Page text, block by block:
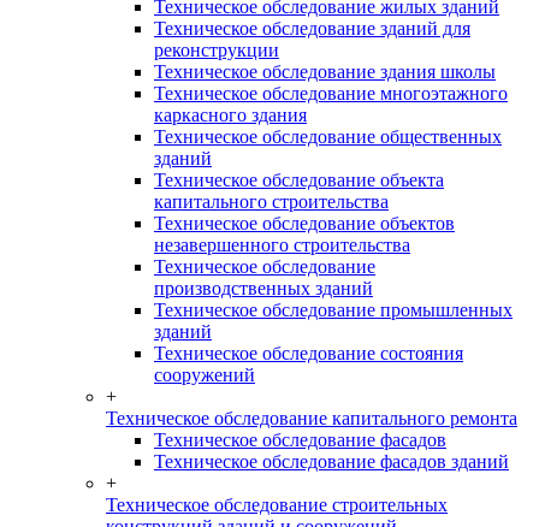
Техническое обследование жилых зданий
Техническое обследование зданий для
реконструкции
Техническое обследование здания школы
Техническое обследование многоэтажного
каркасного здания
Техническое обследование общественных
зданий
Техническое обследование объекта
капитального строительства
Техническое обследование объектов
незавершенного строительства
Техническое обследование
производственных зданий
Техническое обследование промышленных
зданий
Техническое обследование состояния
сооружений
+
Техническое обследование капитального ремонта
Техническое обследование фасадов
Техническое обследование фасадов зданий
+
Техническое обследование строительных